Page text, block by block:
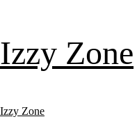
content
Izzy Zone
Primary
Izzy Zone